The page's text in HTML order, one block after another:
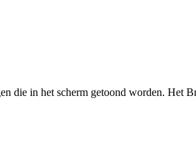
die in het scherm getoond worden. Het